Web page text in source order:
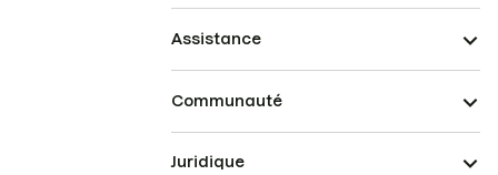
Assistance
Communauté
Juridique